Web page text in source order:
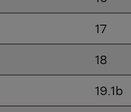
17
18
19.1b